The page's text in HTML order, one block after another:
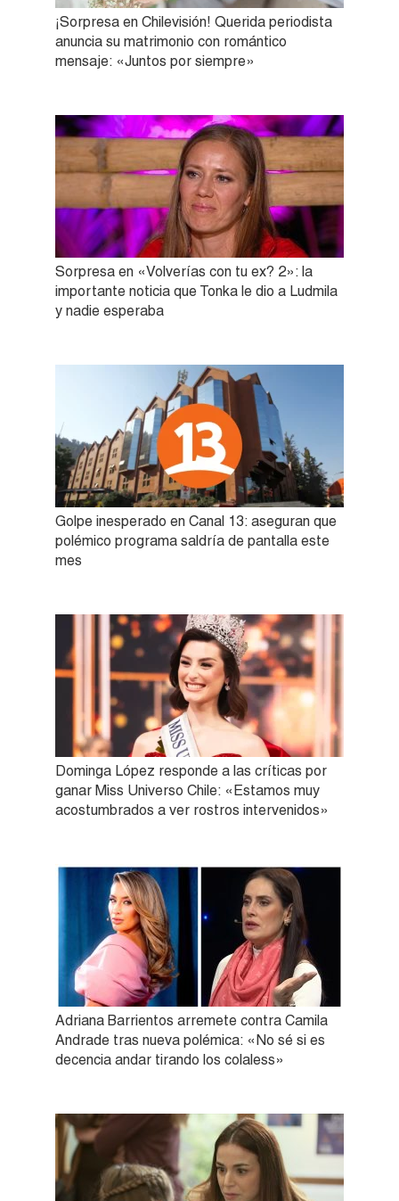
¡Sorpresa en Chilevisión! Querida periodista
anuncia su matrimonio con romántico
mensaje: «Juntos por siempre»
Sorpresa en «Volverías con tu ex? 2»: la
importante noticia que Tonka le dio a Ludmila
y nadie esperaba
Golpe inesperado en Canal 13: aseguran que
polémico programa saldría de pantalla este
mes
Dominga López responde a las críticas por
ganar Miss Universo Chile: «Estamos muy
acostumbrados a ver rostros intervenidos»
Adriana Barrientos arremete contra Camila
Andrade tras nueva polémica: «No sé si es
decencia andar tirando los colaless»